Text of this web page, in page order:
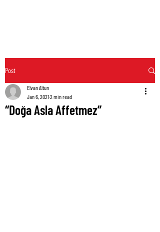
Post
“Doğa Asla Affetmez”
Elvan Altun
Jan 6, 20212 min read